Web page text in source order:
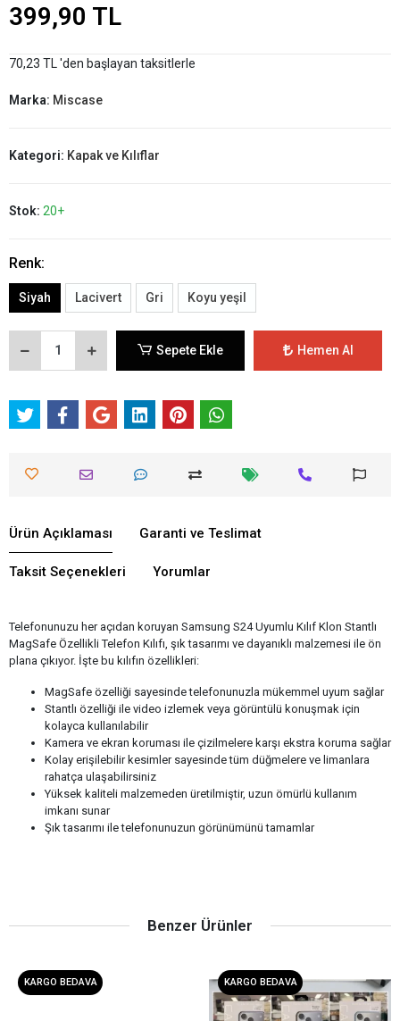
399,90 TL
70,23 TL 'den başlayan taksitlerle
Marka: Miscase
Kategori: Kapak ve Kılıflar
Stok: 20+
Renk:
Siyah Lacivert Gri Koyu yeşil
Sepete Ekle Hemen Al
Ürün Açıklaması Garanti ve Teslimat
Taksit Seçenekleri Yorumlar
Telefonunuzu her açıdan koruyan Samsung S24 Uyumlu Kılıf Klon Stantlı
MagSafe Özellikli Telefon Kılıfı, şık tasarımı ve dayanıklı malzemesi ile ön
plana çıkıyor. İşte bu kılıfın özellikleri:
MagSafe özelliği sayesinde telefonunuzla mükemmel uyum sağlar
Stantlı özelliği ile video izlemek veya görüntülü konuşmak için
kolayca kullanılabilir
Kamera ve ekran koruması ile çizilmelere karşı ekstra koruma sağlar
Kolay erişilebilir kesimler sayesinde tüm düğmelere ve limanlara
rahatça ulaşabilirsiniz
Yüksek kaliteli malzemeden üretilmiştir, uzun ömürlü kullanım
imkanı sunar
Şık tasarımı ile telefonunuzun görünümünü tamamlar
Benzer Ürünler
KARGO BEDAVA KARGO BEDAVA